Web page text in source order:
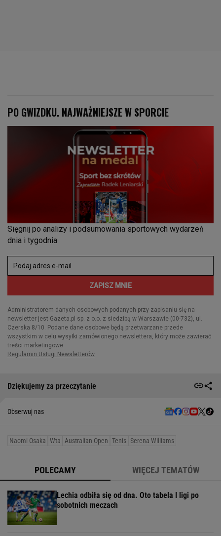
Dziękujemy za przeczytanie
Obserwuj nas
Naomi Osaka Wta Australian Open Tenis Serena Williams
POLECAMY WIĘCEJ TEMATÓW
Lechia odbiła się od dna. Oto tabela I ligi po
sobotnich meczach